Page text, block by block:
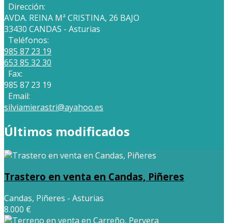
Dirección:
AVDA. REINA Mª CRISTINA, 26 BAJO
33430 CANDAS - Asturias
Teléfonos:
985 87 23 19
653 85 32 30
Fax:
985 87 23 19
Email:
silviamierastri@ayahoo.es
Últimos modificados
Trastero en venta en Candas, Piñeres
Candas, Piñeres - Asturias
8.000 €